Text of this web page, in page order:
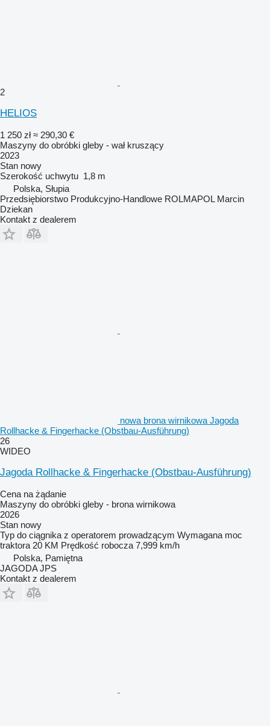
2
HELIOS
1 250 zł ≈ 290,30 €
Maszyny do obróbki gleby - wał kruszący
2023
Stan nowy
Szerokość uchwytu 1,8 m
Polska, Słupia
Przedsiębiorstwo Produkcyjno-Handlowe ROLMAPOL Marcin
Dziekan
Kontakt z dealerem
nowa brona wirnikowa Jagoda
Rollhacke & Fingerhacke (Obstbau-Ausführung)
26
WIDEO
Jagoda Rollhacke & Fingerhacke (Obstbau-Ausführung)
Cena na żądanie
Maszyny do obróbki gleby - brona wirnikowa
2026
Stan nowy
Typ do ciągnika z operatorem prowadzącym Wymagana moc
traktora 20 KM Prędkość robocza 7,999 km/h
Polska, Pamiętna
JAGODA JPS
Kontakt z dealerem